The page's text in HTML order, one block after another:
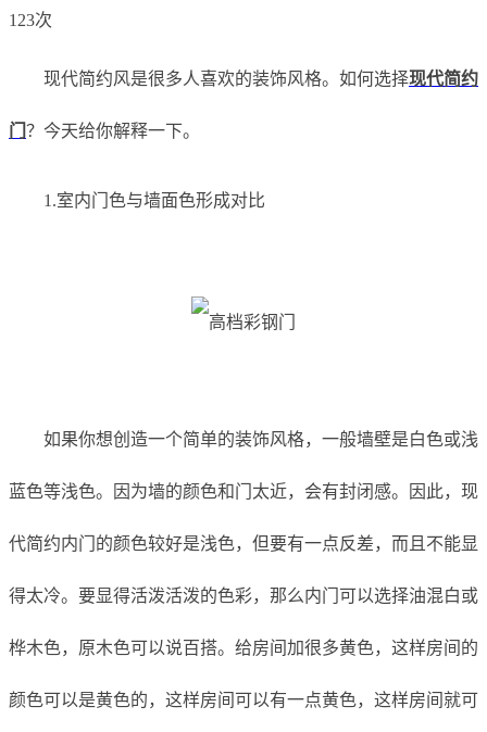
123次
现代简约风是很多人喜欢的装饰风格。如何选择现代简约
门 ？今天给你解释一下。
1.室内门色与墙面色形成对比
如果你想创造一个简单的装饰风格，一般墙壁是白色或浅
蓝色等浅色。因为墙的颜色和门太近，会有封闭感。因此，现
代简约内门的颜色较好是浅色，但要有一点反差，而且不能显
得太冷。要显得活泼活泼的色彩，那么内门可以选择油混白或
桦木色，原木色可以说百搭。给房间加很多黄色，这样房间的
颜色可以是黄色的，这样房间可以有一点黄色，这样房间就可